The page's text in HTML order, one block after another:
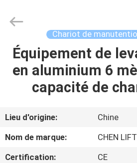
LA
MAISON
PRODUITS
À
MACHINERY
Rights
Reserved.
Chariot de
Équipement de
en aluminium 6
capacité de
Lieu d'origine:
Chine
Nom de marque:
CHEN LIFT
Certification:
CE